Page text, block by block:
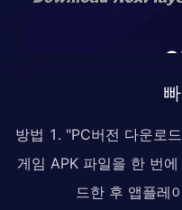
방법 1. "PC버전 다운로
게임 APK 파일을 한 번
드한 후 앱플레